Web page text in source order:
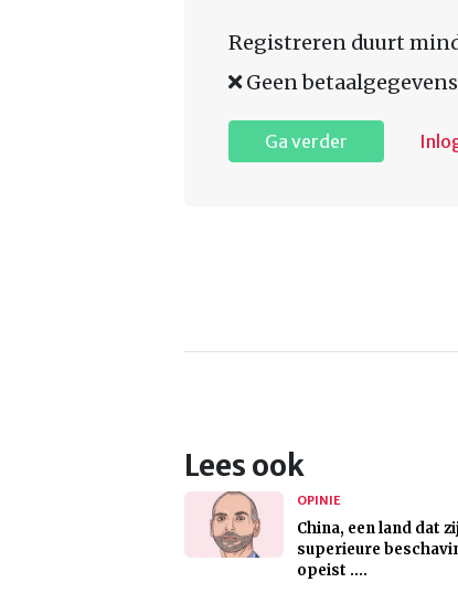
Registreren duurt
Geen
Ga verder
Lees ook
OPINIE
China, een land dat
superieure
opeist ....